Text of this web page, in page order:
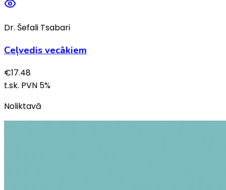
Dr. Šefali Tsabari
Ceļvedis vecākiem
€17.48
t.sk. PVN 5%
Noliktavā